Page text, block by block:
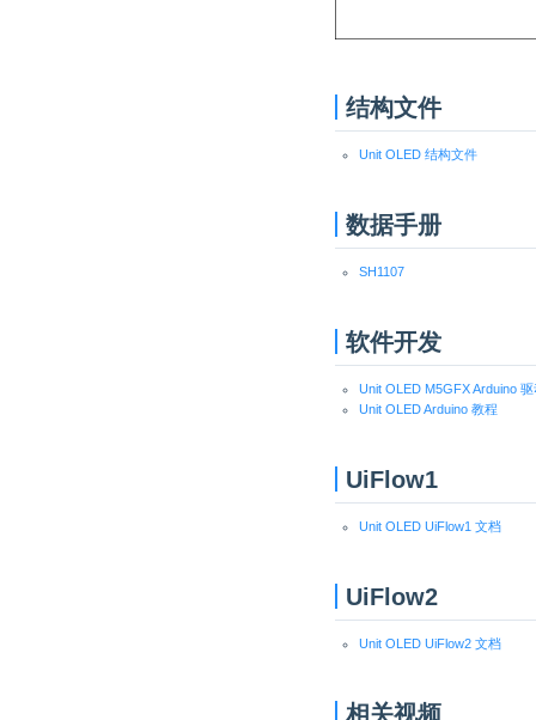
结构文件
Unit OLED 结构文件
数据手册
SH1107
软件开发
Unit OLED M5GFX Arduino
Unit OLED Arduino 教程
UiFlow1
Unit OLED UiFlow1 文档
UiFlow2
Unit OLED UiFlow2 文档
相关视频